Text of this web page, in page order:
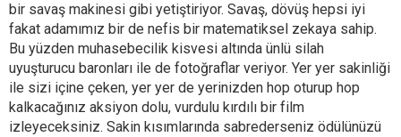
bir savaş makinesi gibi yetiştiriyor. Savaş, dövüş hepsi iyi
fakat adamımız bir de nefis bir matematiksel zekaya sahip.
Bu yüzden muhasebecilik kisvesi altında ünlü silah
uyuşturucu baronları ile de fotoğraflar veriyor. Yer yer sakinliği
ile sizi içine çeken, yer yer de yerinizden hop oturup hop
kalkacağınız aksiyon dolu, vurdulu kırdılı bir film
izleyeceksiniz. Sakin kısımlarında sabrederseniz ödülünüzü